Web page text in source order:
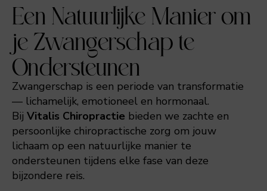
Een Natuurlijke Manier om
je Zwangerschap te
Ondersteunen
Zwangerschap is een periode van transformatie
— lichamelijk, emotioneel en hormonaal.
Bij Vitalis Chiropractie bieden we zachte en
persoonlijke chiropractische zorg om jouw
lichaam op een natuurlijke manier te
ondersteunen tijdens elke fase van deze
bijzondere reis.